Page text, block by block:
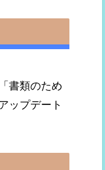
書類のため
ップデート